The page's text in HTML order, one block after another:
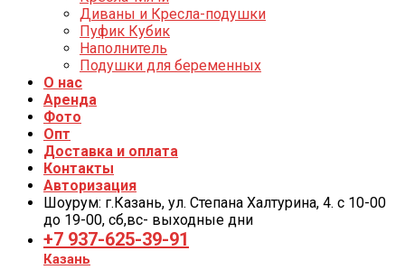
Диваны и Кресла-подушки
Пуфик Кубик
Наполнитель
Подушки для беременных
О нас
Аренда
Фото
Опт
Доставка и оплата
Контакты
Авторизация
Шоурум: г.Казань, ул. Степана Халтурина, 4. с 10-00
до 19-00, cб,вс- выходные дни
+7 937-625-39-91
Казань